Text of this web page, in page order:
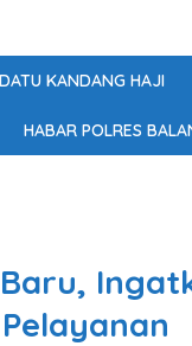
KANDANG HAJI
HABAR POLRES